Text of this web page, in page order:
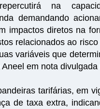
repercutirá na
demandando
impactos diretos na
relacionados ao
variáveis que
em nota
tarifárias, em
de taxa extra,